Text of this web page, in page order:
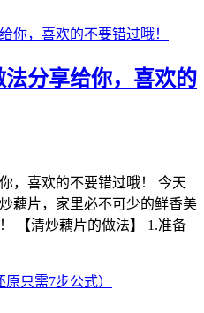
分享给你，喜欢的
，喜欢的不要错过哦！ 今天
藕片，家里必不可少的鲜香美
【清炒藕片的做法】 1.准备